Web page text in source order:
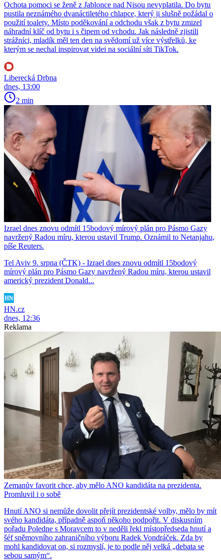
Ochota pomoci se ženě z Jablonce nad Nisou nevyplatila. Do bytu
pustila neznámého dvanáctiletého chlapce, který ji slušně požádal o
použití toalety. Místo poděkování a odchodu však z bytu zmizel
náhradní klíč od bytu i s čipem od vchodu. Jak následně zjistili
strážníci, mladík měl ten den na svědomí už více výstřelků, ke
kterým se nechal inspirovat videi na sociální síti TikTok.
Liberecká Drbna
dnes, 13:00
2 min
Izrael dnes znovu odmítl 15bodový mírový plán pro Pásmo Gazy
navržený Radou míru, kterou ustavil Trump. Oznámil to Netanjahu,
píše Reuters.
Tel Aviv 9. srpna (ČTK) - Izrael dnes znovu odmítl 15bodový
mírový plán pro Pásmo Gazy navržený Radou míru, kterou ustavil
americký prezident Donald...
HN.cz
dnes, 12:36
Reklama
Zemanův favorit chce, aby mělo ANO kandidáta na prezidenta.
Promluvil i o sobě
Hnutí ANO si nemůže dovolit přejít prezidentské volby, mělo by mít
svého kandidáta, případně aspoň někoho podpořit. V diskusním
pořadu Poledne s Moravcem to v neděli řekl místopředseda hnutí a
šéf sněmovního zahraničního výboru Radek Vondráček. Zda by
mohl kandidovat on, si rozmyslí, je to podle něj velká „debata se
sebou samým“.